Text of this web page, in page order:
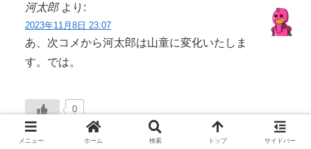
河太郎 より:
2023年11月8日 23:07
あ、次コメから河太郎は山童に変化いたしま
す。では。
0
返信
メニュー ホーム 検索 トップ サイドバー